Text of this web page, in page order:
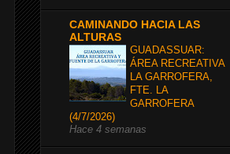
CAMINANDO HACIA LAS
ALTURAS
GUADASSUAR:
ÁREA RECREATIVA
LA GARROFERA,
FTE. LA
GARROFERA
(4/7/2026)
Hace 4 semanas